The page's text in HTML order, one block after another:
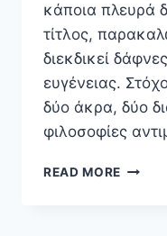
κάποια πλευρά
τίτλος,
διεκδικεί
ευγένειας.
δύο άκρα, δύο
φιλοσοφίες
READ MORE «DATA